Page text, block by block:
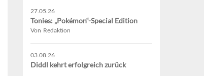
27.05.26
Tonies: „Pokémon“-Special Edition
Von Redaktion
03.08.26
Diddl kehrt erfolgreich zurück